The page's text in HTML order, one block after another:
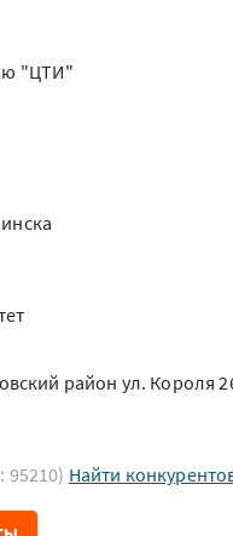
"ЦТИ"
район ул. Короля
95210) Найти